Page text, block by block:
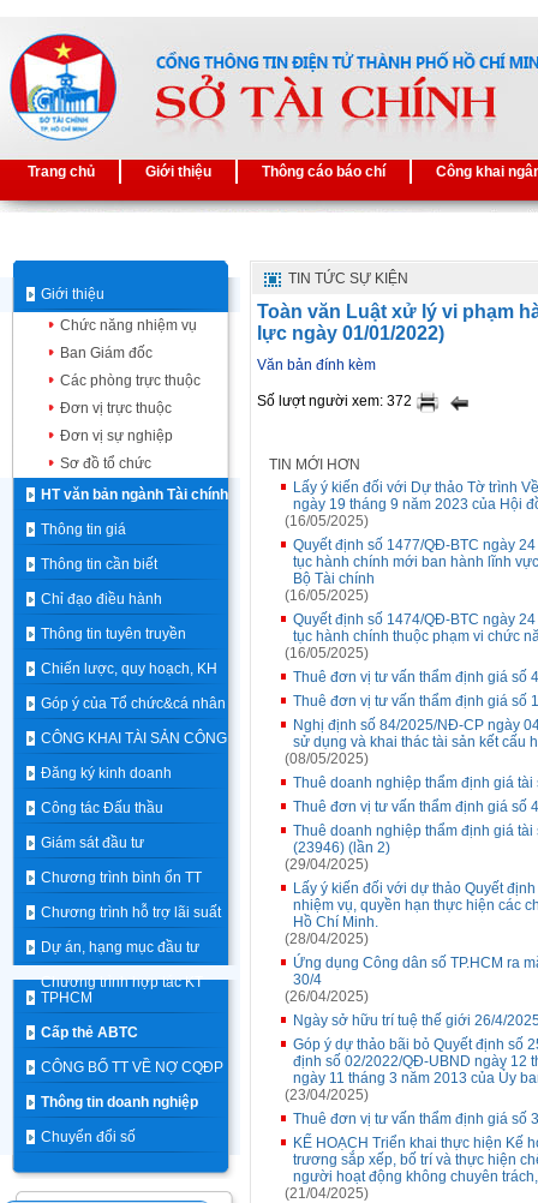
Trang chủ Giới thiệu Thông cáo báo chí Công khai
Giới thiệu
Chức năng nhiệm vụ
Ban Giám đốc
Các phòng trực thuộc
Đơn vị trực thuộc
Đơn vị sự nghiệp
Sơ đồ tổ chức
HT văn bản ngành Tài chính
Thông tin giá
Thông tin cần biết
Chỉ đạo điều hành
Thông tin tuyên truyền
Chiến lược, quy hoạch, KH
Góp ý của Tổ chức&cá nhân
CÔNG KHAI TÀI SẢN CÔNG
Đăng ký kinh doanh
Công tác Đấu thầu
Giám sát đầu tư
Chương trình bình ổn TT
Chương trình hỗ trợ lãi suất
Dự án, hạng mục đầu tư
Chương trình hợp tác KT
TPHCM
Cấp thẻ ABTC
CÔNG BỐ TT VỀ NỢ CQĐP
Thông tin doanh nghiệp
Chuyển đổi số
TIN TỨC SỰ KIỆN
Toàn văn Luật xử lý vi phạm
lực ngày 01/01/2022)
Văn bản đính kèm
Số lượt người xem: 372
TIN MỚI HƠN
Lấy ý kiến đối với Dự thảo Tờ trình
ngày 19 tháng 9 năm 2023 của Hội
(16/05/2025)
Quyết định số 1477/QĐ-BTC ngày
tục hành chính mới ban hành lĩnh
Bộ Tài chính
(16/05/2025)
Quyết định số 1474/QĐ-BTC ngày
tục hành chính thuộc phạm vi chức
(16/05/2025)
Thuê đơn vị tư vấn thẩm định giá số
Thuê đơn vị tư vấn thẩm định giá số
Nghị định số 84/2025/NĐ-CP ngày
sử dụng và khai thác tài sản kết cấu
(08/05/2025)
Thuê doanh nghiệp thẩm định giá
Thuê đơn vị tư vấn thẩm định giá số
Thuê doanh nghiệp thẩm định giá
(23946) (lần 2)
(29/04/2025)
Lấy ý kiến đối với dự thảo Quyết
nhiệm vụ, quyền hạn thực hiện các
Hồ Chí Minh.
(28/04/2025)
Ứng dụng Công dân số TP.HCM ra
30/4
(26/04/2025)
Ngày sở hữu trí tuệ thế giới 26/4/
Góp ý dự thảo bãi bỏ Quyết định số
định số 02/2022/QĐ-UBND ngày 12
ngày 11 tháng 3 năm 2013 của Ủy
(23/04/2025)
Thuê đơn vị tư vấn thẩm định giá số
KẾ HOẠCH Triển khai thực hiện Kế
trương sắp xếp, bố trí và thực hiện
người hoạt động không chuyên
(21/04/2025)